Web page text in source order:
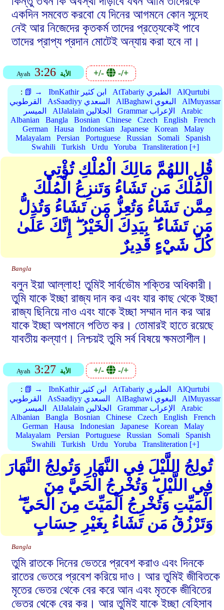
একদিন সমবেত করবো যে দিনের আগমনে কোন সন্দেহ
নেই আর নিজেদের কৃতকর্ম তাদের প্রত্যেকেই পাবে
তাদের প্রাপ্য প্রদান মোটেই অন্যায় করা হবে না।
Ayah 3:26 الأية +/- -/+
: 📗 → IbnKathir ابن كثير AtTabariy الطبري
AlQurtubi
القرطوبي
AsSaadiyy السعدي AlBaghawi البغوي
AlMuyassar
الميسر
AlJalalain الجلالين Grammar الإعراب
Arabic
Albanian
Bangla Bosnian Chinese Czech English
French
German
Hausa Indonesian Japanese Korean
Malay
Malayalam
Persian Portuguese Russian Somali
Spanish
Swahili
Turkish Urdu Yoruba Transliteration [+]
قُلِ اللهُمَّ مَالِكَ الْمُلْكِ تُؤْتِي
الْمُلْكَ مَن تَشَاءُ وَتَنزِعُ الْمُلْكَ
مِمَّن تَشَاءُ وَتُعِزُّ مَن تَشَاءُ وَتُذِلُّ
مَن تَشَاءُ ۖ بِيَدِكَ الْخَيْرُ ۖ إِنَّكَ عَلَىٰ
كُلِّ شَيْءٍ قَدِيرٌ
Bangla
বলুন ইয়া আল্লাহ! তুমিই সার্বভৌম শক্তির অধিকারী।
তুমি যাকে ইচ্ছা রাজ্য দান কর এবং যার কাছ থেকে ইচ্ছা
রাজ্য ছিনিয়ে নাও এবং যাকে ইচ্ছা সম্মান দান কর আর
যাকে ইচ্ছা অপমানে পতিত কর। তোমারই হাতে রয়েছে
যাবতীয় কল্যাণ। নিশ্চয়ই তুমি সর্ব বিষয়ে ক্ষমতাশীল।
Ayah 3:27 الأية +/- -/+
: 📗 → IbnKathir ابن كثير AtTabariy الطبري
AlQurtubi
القرطوبي
AsSaadiyy السعدي AlBaghawi البغوي
AlMuyassar
الميسر
AlJalalain الجلالين Grammar الإعراب
Arabic
Albanian
Bangla Bosnian Chinese Czech English
French
German
Hausa Indonesian Japanese Korean
Malay
Malayalam
Persian Portuguese Russian Somali
Spanish
Swahili
Turkish Urdu Yoruba Transliteration [+]
تُولِجُ اللَّيْلَ فِي النَّهَارِ وَتُولِجُ النَّهَارَ
فِي اللَّيْلِ ۖ وَتُخْرِجُ الْحَيَّ مِنَ
الْمَيِّتِ وَتُخْرِجُ الْمَيِّتَ مِنَ الْحَيِّ ۖ
وَتَرْزُقُ مَن تَشَاءُ بِغَيْرِ حِسَابٍ
Bangla
তুমি রাতকে দিনের ভেতরে প্রবেশ করাও এবং দিনকে
রাতের ভেতরে প্রবেশ করিয়ে দাও। আর তুমিই জীবিতকে
মৃতের ভেতর থেকে বের করে আন এবং মৃতকে জীবিতের
ভেতর থেকে বের কর। আর তুমিই যাকে ইচ্ছা বেহিসাব